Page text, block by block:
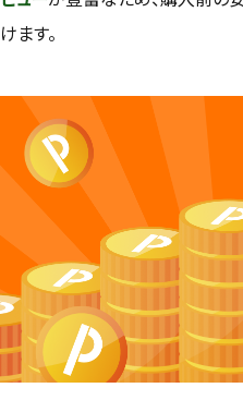
けます。